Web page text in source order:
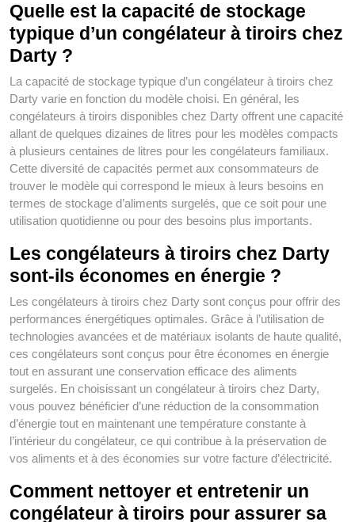
Quelle est la capacité de stockage
typique d’un congélateur à tiroirs chez
Darty ?
La capacité de stockage typique d’un congélateur à tiroirs chez
Darty varie en fonction du modèle choisi. En général, les
congélateurs à tiroirs disponibles chez Darty offrent une capacité
allant de quelques dizaines de litres pour les modèles compacts
à plusieurs centaines de litres pour les congélateurs familiaux.
Cette diversité de capacités permet aux consommateurs de
trouver le modèle qui correspond le mieux à leurs besoins en
termes de stockage d’aliments surgelés, que ce soit pour une
utilisation quotidienne ou pour des besoins plus importants.
Les congélateurs à tiroirs chez Darty
sont-ils économes en énergie ?
Les congélateurs à tiroirs chez Darty sont conçus pour offrir des
performances énergétiques optimales. Grâce à l’utilisation de
technologies avancées et de matériaux isolants de haute qualité,
ces congélateurs sont conçus pour être économes en énergie
tout en assurant une conservation efficace des aliments
surgelés. En choisissant un congélateur à tiroirs chez Darty,
vous pouvez bénéficier d’une réduction de la consommation
d’énergie tout en maintenant une température constante à
l’intérieur du congélateur, ce qui contribue à la préservation de
vos aliments et à des économies sur votre facture d’électricité.
Comment nettoyer et entretenir un
congélateur à tiroirs pour assurer sa